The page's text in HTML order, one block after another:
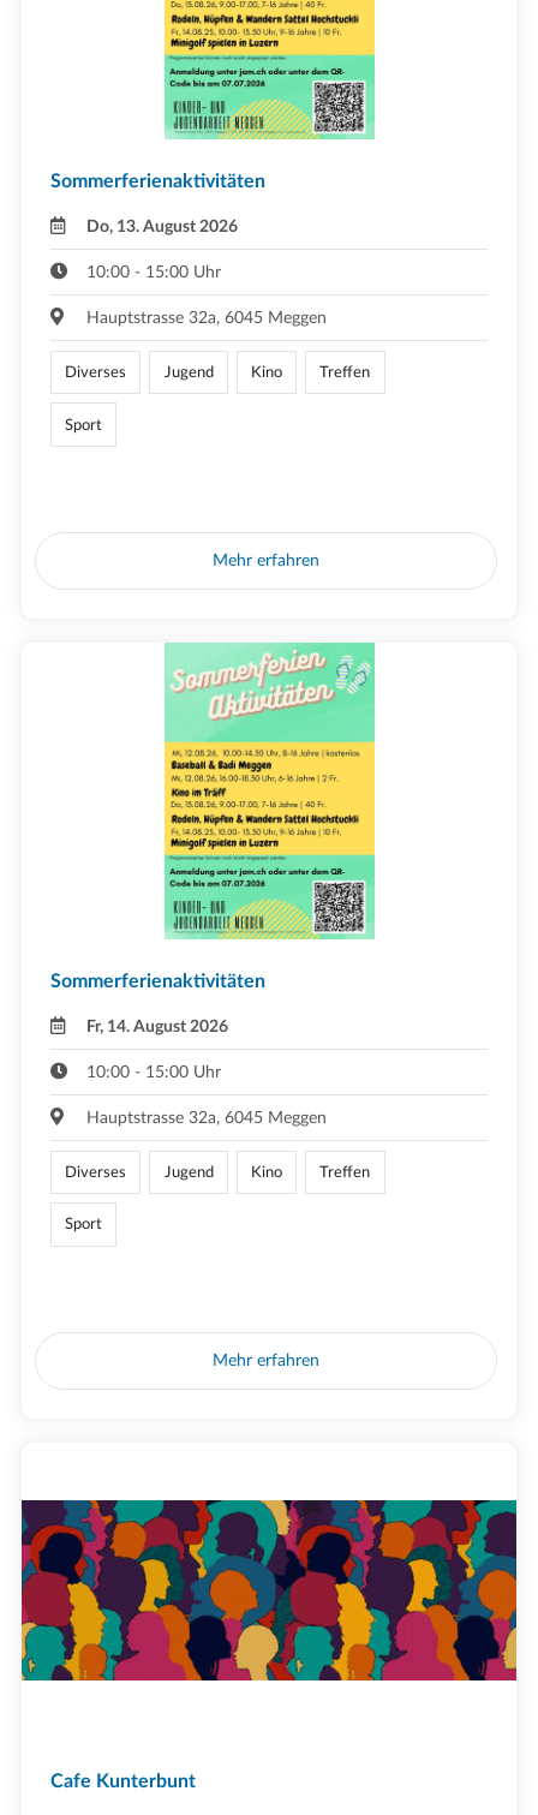
Sommerferienaktivitäten
Do, 13. August 2026
10:00 - 15:00 Uhr
Hauptstrasse 32a, 6045 Meggen
Diverses Jugend Kino Treffen
Sport
Mehr erfahren
Sommerferienaktivitäten
Fr, 14. August 2026
10:00 - 15:00 Uhr
Hauptstrasse 32a, 6045 Meggen
Diverses Jugend Kino Treffen
Sport
Mehr erfahren
Cafe Kunterbunt